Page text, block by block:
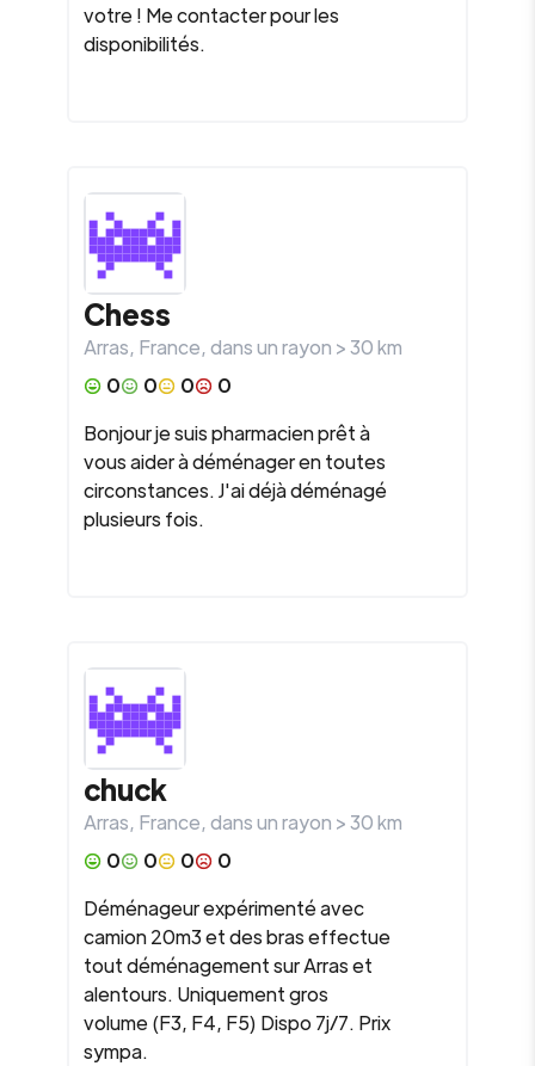
votre ! Me contacter pour les
disponibilités.
Chess
Arras, France, dans un rayon >30km
0
0 0
0
Bonjour je suis pharmacien prêt à
vous aider à déménager en toutes
circonstances. J'ai déjà déménagé
plusieurs fois.
chuck
Arras, France, dans un rayon >30km
0
0 0
0
Déménageur expérimenté avec
camion 20m3 et des bras effectue
tout déménagement sur Arras et
alentours. Uniquement gros
volume (F3, F4, F5) Dispo 7j/7. Prix
sympa.